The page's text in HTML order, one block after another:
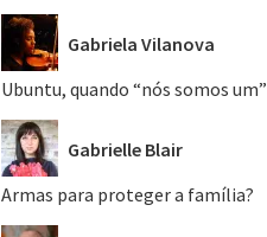
Gabriela Vilanova
Ubuntu, quando “nós somos um”
Gabrielle Blair
Armas para proteger a família?